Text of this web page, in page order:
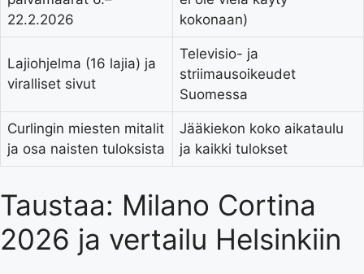
22.2.2026
kokonaan)
Lajiohjelma (16 lajia) ja
viralliset sivut
Televisio- ja
striimausoikeudet
Suomessa
Curlingin miesten mitalit
ja osa naisten tuloksista
Jääkiekon koko aikataulu
ja kaikki tulokset
Taustaa: Milano Cortina
2026 ja vertailu Helsinkiin